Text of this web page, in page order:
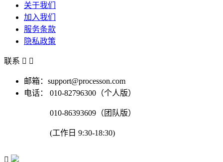
关于我们
加入我们
服务条款
隐私政策
联系  
邮箱：support@processon.com
电话：
010-82796300（个人版）
010-86393609（团队版）
(工作日 9:30-18:30)
